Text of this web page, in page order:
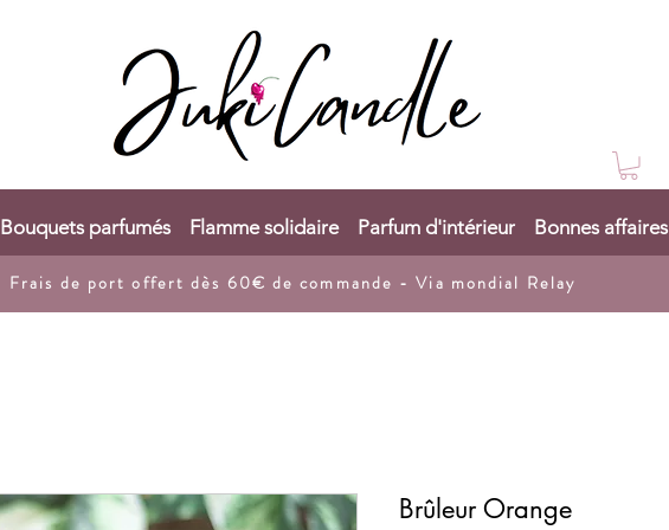
Bouquets parfumés Flamme solidaire Parfum d'intérieur Bonnes affaires
Frais de port offert dès 60€ de commande - Via mondial Relay
Brûleur Orange